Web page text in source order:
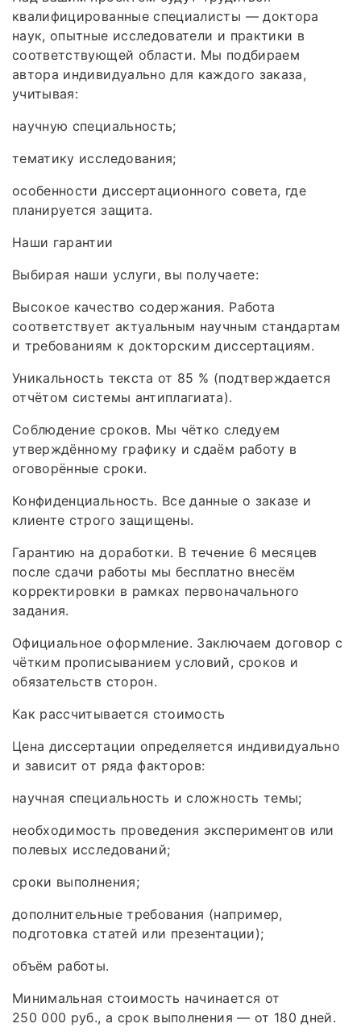
квалифицированные специалисты — доктора
наук, опытные исследователи и практики в
соответствующей области. Мы подбираем
автора индивидуально для каждого заказа,
учитывая:
научную специальность;
тематику исследования;
особенности диссертационного совета, где
планируется защита.
Наши гарантии
Выбирая наши услуги, вы получаете:
Высокое качество содержания. Работа
соответствует актуальным научным стандартам
и требованиям к докторским диссертациям.
Уникальность текста от 85 % (подтверждается
отчётом системы антиплагиата).
Соблюдение сроков. Мы чётко следуем
утверждённому графику и сдаём работу в
оговорённые сроки.
Конфиденциальность. Все данные о заказе и
клиенте строго защищены.
Гарантию на доработки. В течение 6 месяцев
после сдачи работы мы бесплатно внесём
корректировки в рамках первоначального
задания.
Официальное оформление. Заключаем договор с
чётким прописыванием условий, сроков и
обязательств сторон.
Как рассчитывается стоимость
Цена диссертации определяется индивидуально
и зависит от ряда факторов:
научная специальность и сложность темы;
необходимость проведения экспериментов или
полевых исследований;
сроки выполнения;
дополнительные требования (например,
подготовка статей или презентации);
объём работы.
Минимальная стоимость начинается от
250 000 руб., а срок выполнения — от 180 дней.